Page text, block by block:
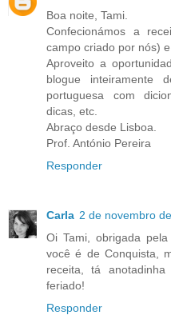
Boa noite, Tami.
Confecionámos a
campo criado por nós)
Aproveito a
blogue inteiramente
portuguesa com
dicas, etc.
Abraço desde Lisboa.
Prof. António Pereira
Responder
Carla 2 de novembro
Oi Tami, obrigada
você é de Conquista,
receita, tá
feriado!
Responder